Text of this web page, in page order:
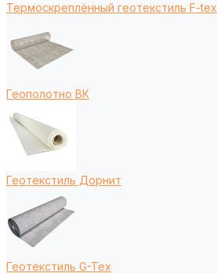
Термоскреплённый геотекстиль F-tex
Геополотно ВК
Геотекстиль Дорнит
Геотекстиль G-Tex